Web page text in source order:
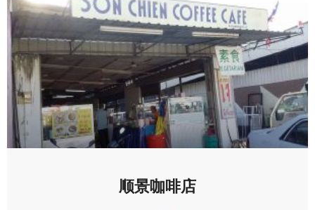
顺景咖啡店